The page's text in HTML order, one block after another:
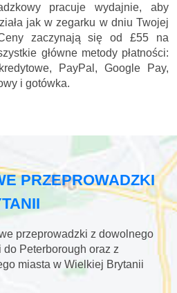
pracuje wydajnie, aby
jak w zegarku w dniu Twojej
zaczynają się od £55 na
główne metody płatności:
PayPal, Google Pay,
i gotówka.
PRZEPROWADZKI
przeprowadzki z dowolnego
Peterborough oraz z
miasta w Wielkiej Brytanii